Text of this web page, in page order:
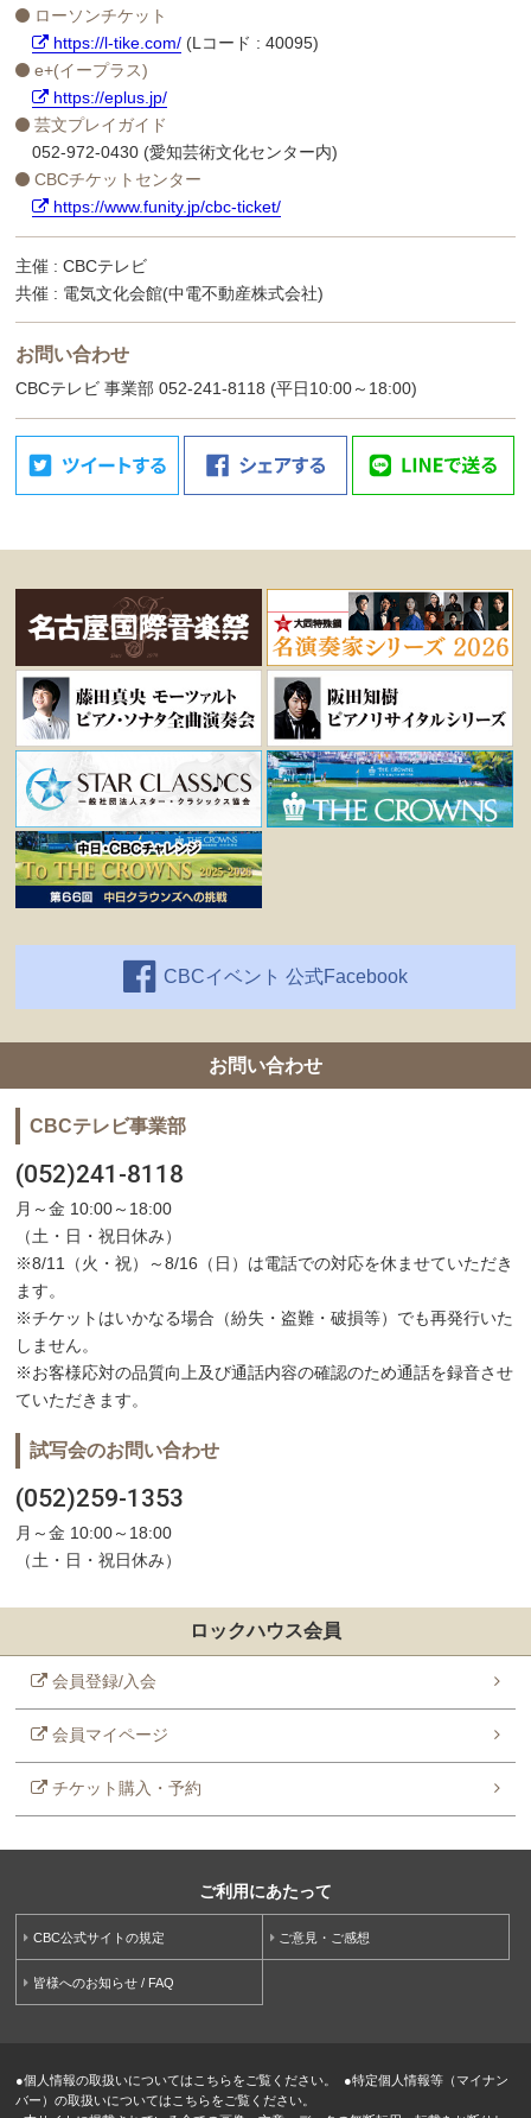
ローソンチケット
https://l-tike.com/ (Lコード : 40095)
e+(イープラス)
https://eplus.jp/
芸文プレイガイド
052-972-0430 (愛知芸術文化センター内)
CBCチケットセンター
https://www.funity.jp/cbc-ticket/
主催 : CBCテレビ
共催 : 電気文化会館(中電不動産株式会社)
お問い合わせ
CBCテレビ 事業部 052-241-8118 (平日10:00～18:00)
CBCイベント 公式Facebook
お問い合わせ
CBCテレビ事業部
(052)241-8118
月～金 10:00～18:00
（土・日・祝日休み）
※8/11（火・祝）～8/16（日）は電話での対応を休ませていただき
ます。
※チケットはいかなる場合（紛失・盗難・破損等）でも再発行いた
しません。
※お客様応対の品質向上及び通話内容の確認のため通話を録音させ
ていただきます。
試写会のお問い合わせ
(052)259-1353
月～金 10:00～18:00
（土・日・祝日休み）
ロックハウス会員
会員登録/入会
会員マイページ
チケット購入・予約
ご利用にあたって
CBC公式サイトの規定 ご意見・ご感想
皆様へのお知らせ / FAQ
●個人情報の取扱いについてはこちらをご覧ください。 ●特定個人情報等（マイナン
バー）の取扱いについてはこちらをご覧ください。